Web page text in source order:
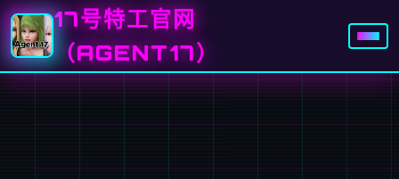
17号特工官网
（AGENT17）